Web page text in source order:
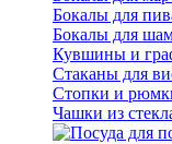
Бокалы для
Бокалы для
Кувшины и
Стаканы для
Стопки и
Чашки из